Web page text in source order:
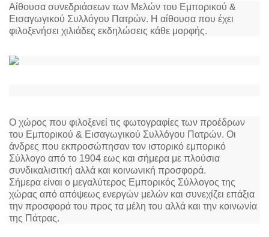
Αίθουσα συνεδριάσεων των Μελών του Εμπορικού &
Εισαγωγικού Συλλόγου Πατρών. Η αίθουσα που έχει
φιλοξενήσει χιλιάδες εκδηλώσεις κάθε μορφής.
Ο χώρος που φιλοξενεί τις φωτογραφίες των προέδρων
του Εμπορικού & Εισαγωγικού Συλλόγου Πατρών. Οι
άνδρες που εκπροσώπησαν τον ιστορικό εμπορικό
Σύλλογο από το 1904 εως και σήμερα με πλούσια
συνδικαλισιτκή αλλά και κοινωνική προσφορά.
Σήμερα είναι ο μεγαλύτερος Εμπορικός Σύλλογος της
χώρας από απόψεως ενεργών μελών και συνεχίζει επάξια
την προσφορά του προς τα μέλη του αλλά και την κοινωνία
της Πάτρας.